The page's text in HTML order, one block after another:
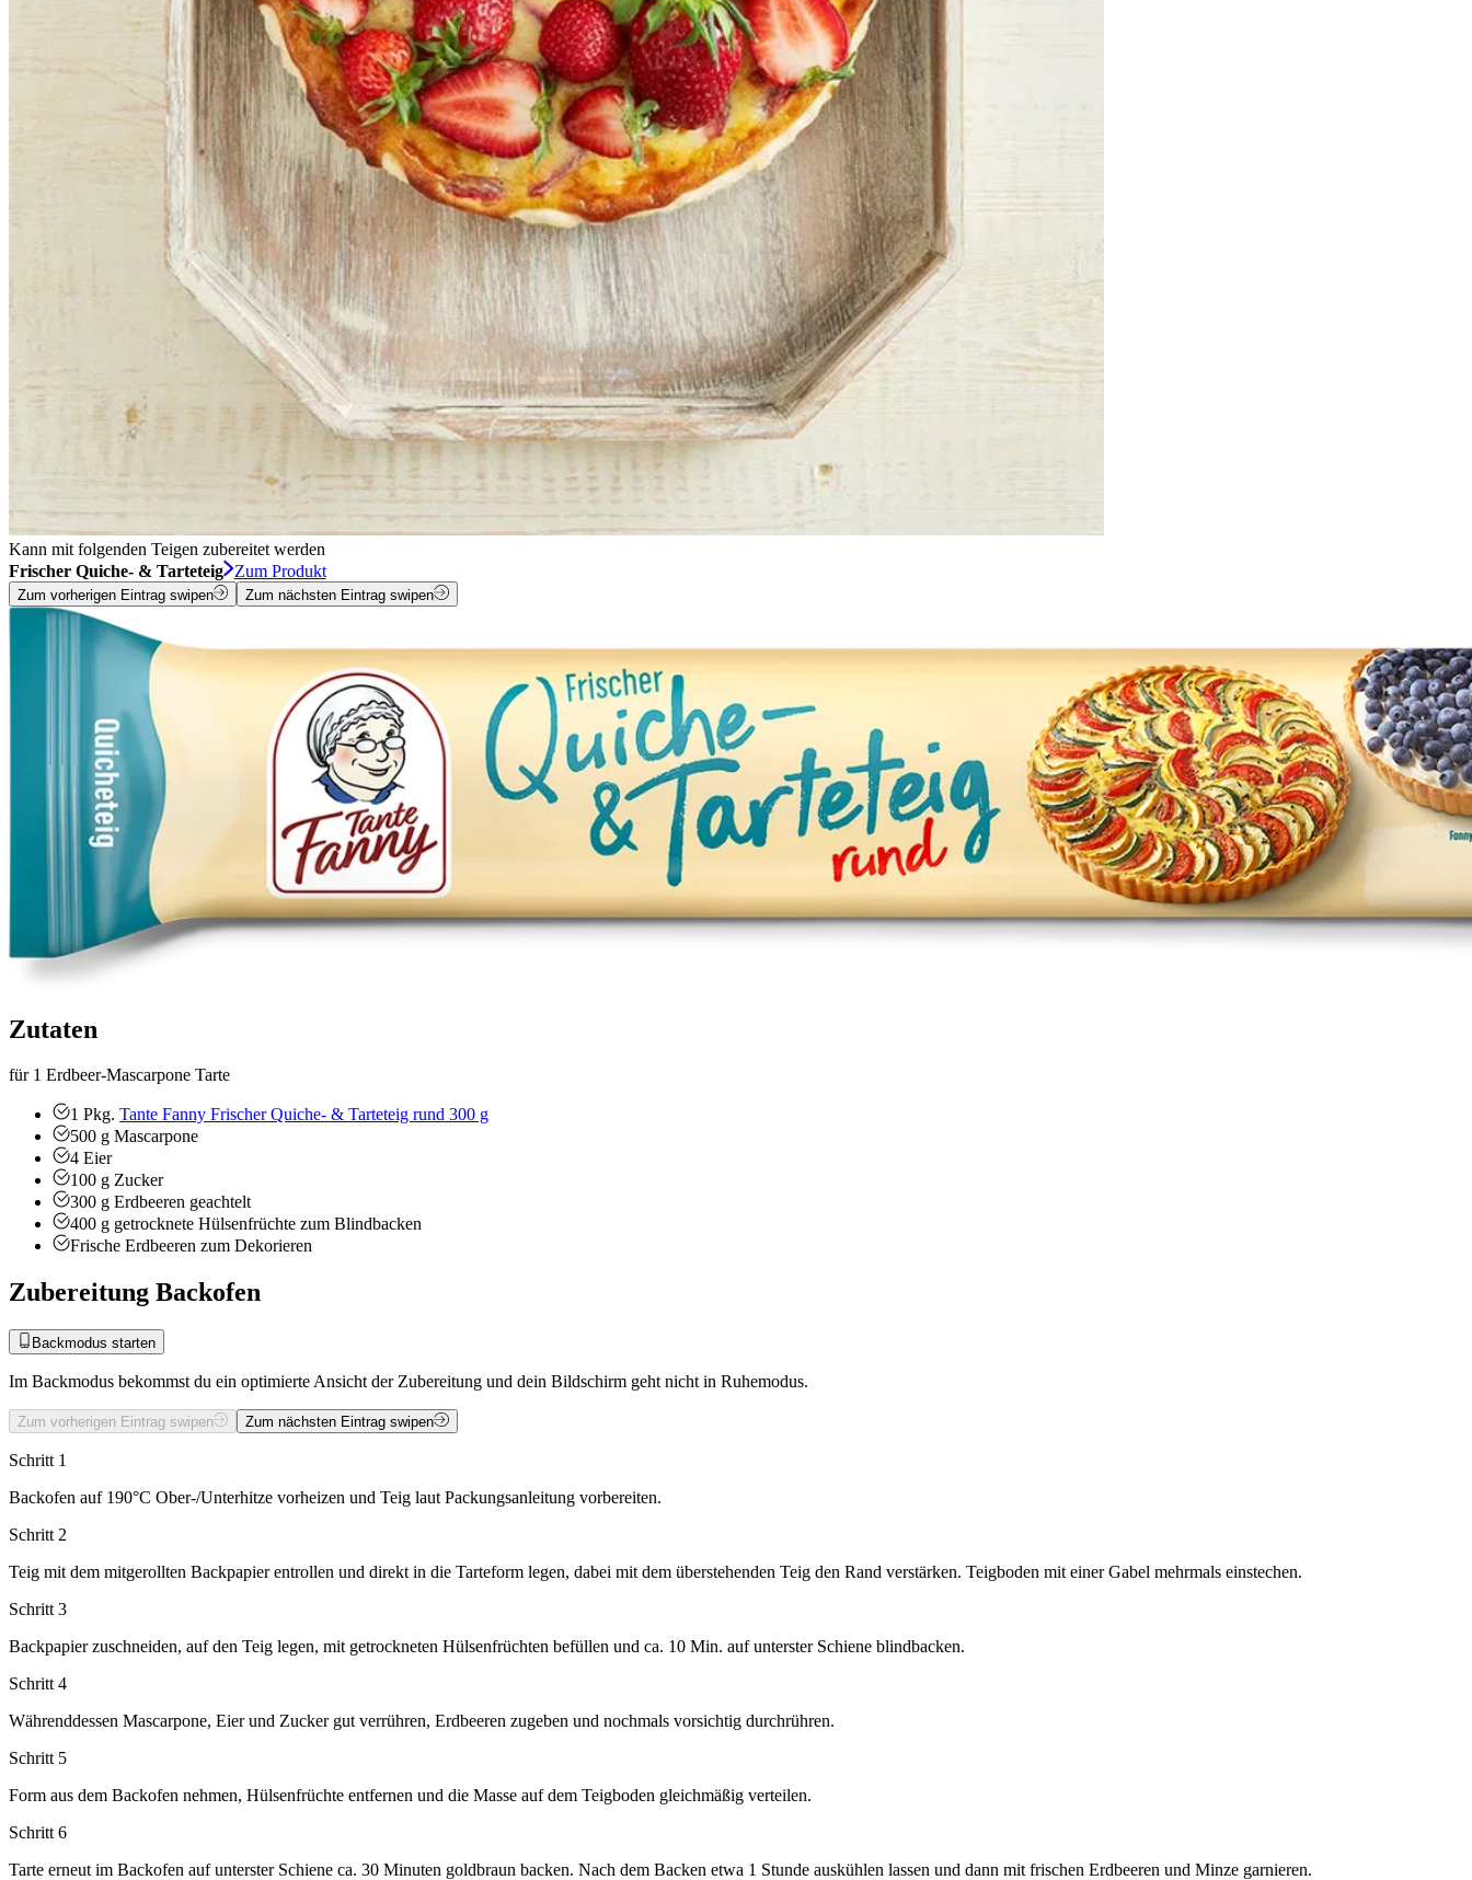
Kann mit folgenden Teigen zubereitet werden
Frischer Quiche- & Tarteteig
Zum Produkt
Zum vorherigen Eintrag swipen Zum nächsten Eintrag swipen
Zutaten
für 1 Erdbeer-Mascarpone Tarte
1 Pkg. Tante Fanny Frischer Quiche- & Tarteteig rund 300 g
500 g Mascarpone
4 Eier
100 g Zucker
300 g Erdbeeren geachtelt
400 g getrocknete Hülsenfrüchte zum Blindbacken
Frische Erdbeeren zum Dekorieren
Zubereitung Backofen
Backmodus starten
Im Backmodus bekommst du ein optimierte Ansicht der Zubereitung und dein Bildschirm geht nicht in Ruhemodus.
Zum vorherigen Eintrag swipen Zum nächsten Eintrag swipen
Schritt 1
Backofen auf 190°C Ober-/Unterhitze vorheizen und Teig laut Packungsanleitung vorbereiten.
Schritt 2
Teig mit dem mitgerollten Backpapier entrollen und direkt in die Tarteform legen, dabei mit dem überstehenden Teig den Rand verstärken. Teigboden mit einer Gabel mehrmals einstechen.
Schritt 3
Backpapier zuschneiden, auf den Teig legen, mit getrockneten Hülsenfrüchten befüllen und ca. 10 Min. auf unterster Schiene blindbacken.
Schritt 4
Währenddessen Mascarpone, Eier und Zucker gut verrühren, Erdbeeren zugeben und nochmals vorsichtig durchrühren.
Schritt 5
Form aus dem Backofen nehmen, Hülsenfrüchte entfernen und die Masse auf dem Teigboden gleichmäßig verteilen.
Schritt 6
Tarte erneut im Backofen auf unterster Schiene ca. 30 Minuten goldbraun backen. Nach dem Backen etwa 1 Stunde auskühlen lassen und dann mit frischen Erdbeeren und Minze garnieren.